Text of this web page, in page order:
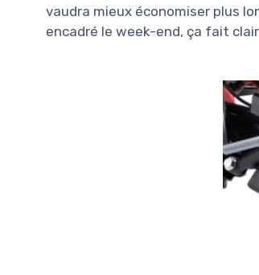
vaudra mieux économiser plus
encadré le week-end, ça fait